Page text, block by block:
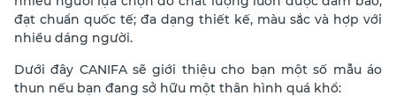
đạt chuẩn quốc tế; đa dạng thiết kế, màu sắc và hợp với
nhiều dáng người.
Dưới đây CANIFA sẽ giới thiệu cho bạn một số mẫu áo
thun nếu bạn đang sở hữu một thân hình quá khổ: